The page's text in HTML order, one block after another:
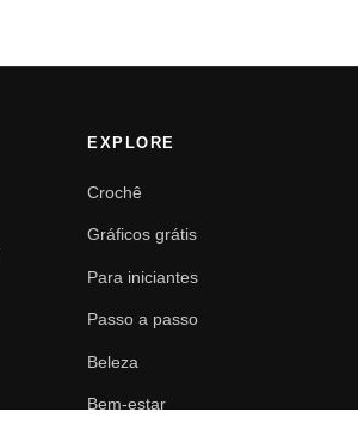
EXPLORE
Crochê
Gráficos grátis
Para iniciantes
Passo a passo
Beleza
Bem-estar